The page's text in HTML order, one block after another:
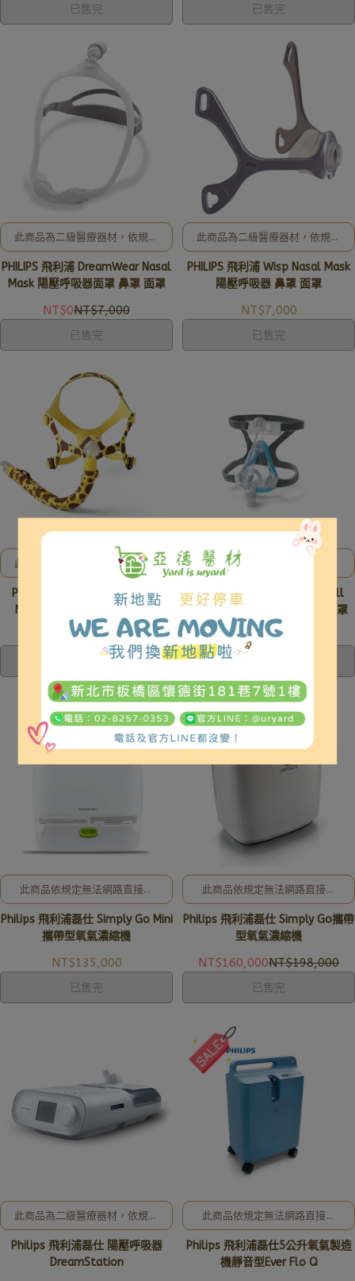
已售完 已售完
此商品為二級醫療器材，依規定
無法網路直接販售! 歡迎洽詢
02-8257-0353或加入亞德官
方LINE ID: @uryard，謝謝。
PHILIPS 飛利浦 DreamWear Nasal
Mask 陽壓呼吸器面罩 鼻罩 面罩
NT$0NT$7,000
已售完
此商品為二級醫療器材，依規定
無法網路直接販售! 歡迎洽詢
02-8257-0353或加入亞德官
方LINE ID: @uryard，謝謝。
PHILIPS 飛利浦 Wisp Nasal Mask
陽壓呼吸器 鼻罩 面罩
NT$7,000
已售完
此商品為二級醫療器材，依規定
無法網路直接販售! 歡迎洽詢
02-8257-0353或加入亞德官
方LINE ID: @uryard，謝謝。
PHILIPS 飛利浦 Wisp Pediatric
Mask 呼吸器面罩 幼兒鼻面罩
NT$12,980
此商品為二級醫療器材，依規定
無法網路直接販售! 歡迎洽詢
02-8257-0353或加入亞德官
方LINE ID: @uryard，謝謝。
PHILIPS 飛利浦Amara Gel Full
Face Mask 呼吸器全面罩 口鼻罩
NT$12,000
此商品依規定無法網路直接販
售! 全新公司貨、現貨充足，歡
迎洽詢02-8257-0353或加入
亞德官方LINE ID: @uryard，謝
Philips 飛利浦磊仕 Simply Go Mini
攜帶型氧氣濃縮機
NT$135,000
已售完
此商品依規定無法網路直接販
售! 全新公司貨、現貨充足，歡
迎洽詢02-8257-0353或加入
亞德官方LINE ID: @uryard，謝
Philips 飛利浦磊仕 Simply Go攜帶
型氧氣濃縮機
NT$160,000NT$198,000
已售完
此商品為二級醫療器材，依規定
無法網路直接販售! 歡迎洽詢
02-8257-0353或加入亞德官
方LINE ID: @uryard，謝謝。
Philips 飛利浦磊仕 陽壓呼吸器
DreamStation
此商品依規定無法網路直接販
售! 全新公司貨、現貨充足，歡
迎洽詢02-8257-0353或加入
亞德官方LINE ID: @uryard，謝
Philips 飛利浦磊仕5公升氧氣製造
機靜音型Ever Flo Q